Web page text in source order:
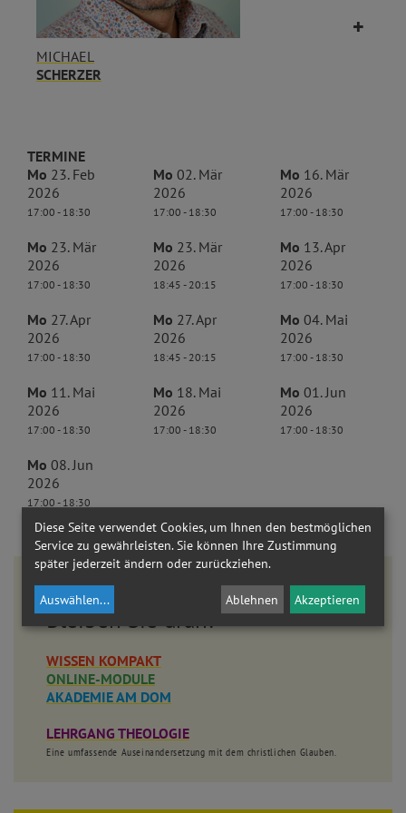
MICHAEL
SCHERZER
TERMINE
Mo 23. Feb
2026
17:00 - 18:30
Mo 02. Mär
2026
17:00 - 18:30
Mo 16. Mär
2026
17:00 - 18:30
Mo 23. Mär
2026
17:00 - 18:30
Mo 23. Mär
2026
18:45 - 20:15
Mo 13. Apr
2026
17:00 - 18:30
Mo 27. Apr
2026
17:00 - 18:30
Mo 27. Apr
2026
18:45 - 20:15
Mo 04. Mai
2026
17:00 - 18:30
Mo 11. Mai
2026
17:00 - 18:30
Mo 18. Mai
2026
17:00 - 18:30
Mo 01. Jun
2026
17:00 - 18:30
Mo 08. Jun
2026
17:00 - 18:30
Weitere Angebote
Bleiben Sie dran!
WISSEN KOMPAKT
ONLINE-MODULE
AKADEMIE AM DOM
LEHRGANG THEOLOGIE
Eine umfassende Auseinandersetzung mit dem christlichen Glauben.
Diese Seite verwendet Cookies, um Ihnen den bestmöglichen
Service zu gewährleisten. Sie können Ihre Zustimmung
später jederzeit ändern oder zurückziehen.
Auswählen... Ablehnen Akzeptieren